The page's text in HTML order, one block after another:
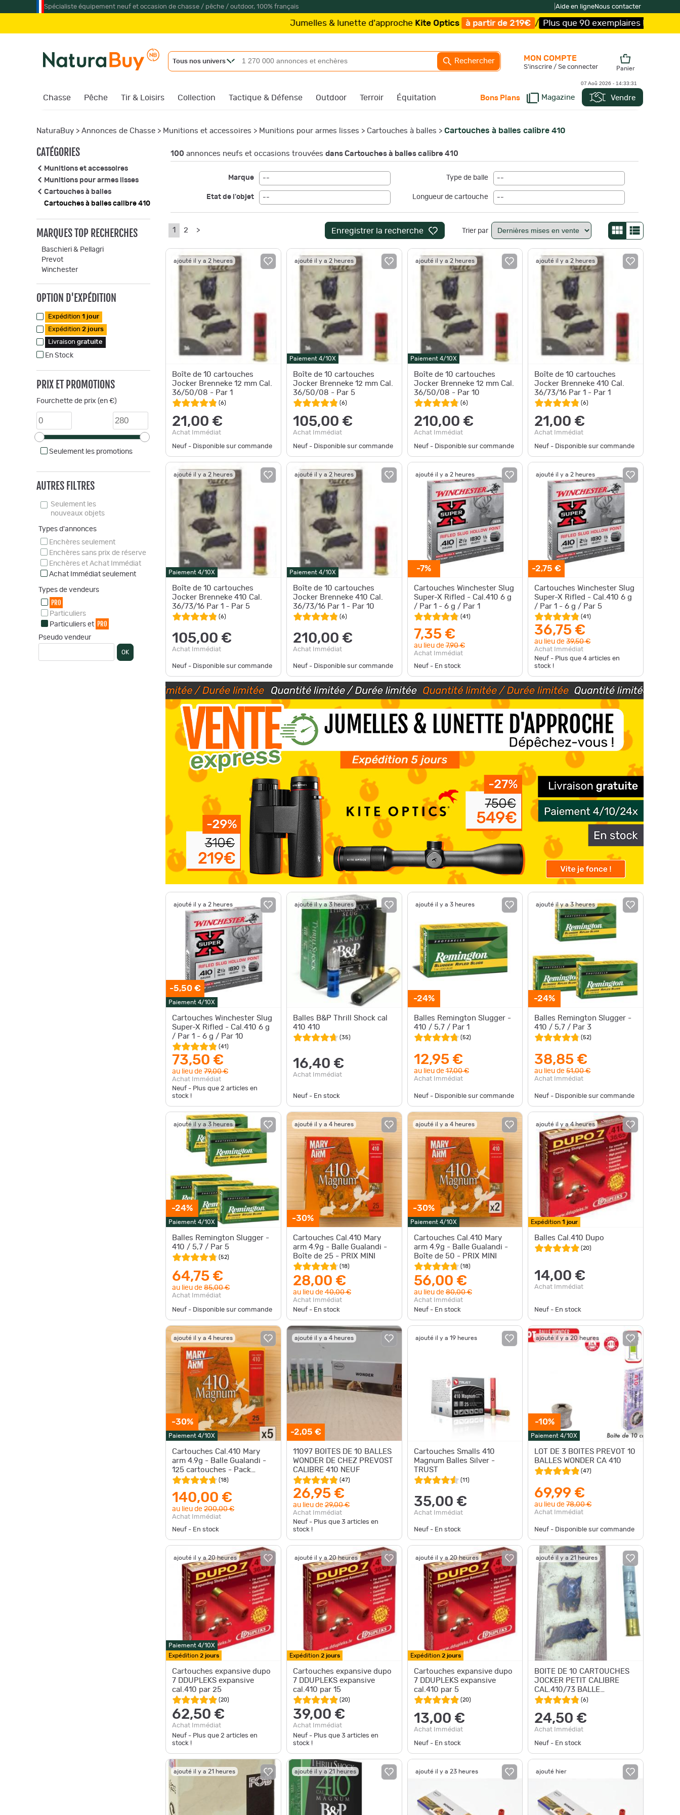
Spécialiste équipement neuf et occasion de chasse / pêche / outdoor, 100% français Aide en ligneNous contacter
Jumelles & lunette d'approcheKite Optics à partir de 219€ / Plus que 90 exemplaires ! /Livraison offerte et
Tous nos univers Rechercher
Chasse Pêche Tir & Loisirs Collection Tactique & Défense Outdoor Terroir Équitation Bons Plans Magazine Vendre
MON COMPTE
S'inscrire / Se connecter Panier
07 Aoû 2026 - 14:33:33
NaturaBuy > Annonces de Chasse > Munitions et accessoires > Munitions pour armes lisses > Cartouches à balles > Cartouches à balles calibre 410
CATÉGORIES
Munitions et accessoires
Munitions pour armes lisses
Cartouches à balles
Cartouches à balles calibre 410
MARQUES TOP RECHERCHES
Baschieri & Pellagri
Prevot
Winchester
OPTION D'EXPÉDITION
Expédition 1 jour
Expédition 2 jours
Livraison gratuite
En Stock
PRIX ET PROMOTIONS
Fourchette de prix (en €)
Seulement les promotions
AUTRES FILTRES
Seulement les
nouveaux objets
Types d'annonces
Enchères seulement
Enchères sans prix de réserve
Enchères et Achat Immédiat
Achat Immédiat seulement
Types de vendeurs
PRO
Particuliers
Particuliers et PRO
Pseudo vendeur
OK
100 annonces neufs et occasions trouvées dans Cartouches à balles calibre 410
Marque --
Etat de l'objet --
Type de balle --
Longueur de cartouche --
1 2 > Enregistrer la recherche Trier par
ajouté il y a 2 heures
Boîte de 10 cartouches
Jocker Brenneke 12 mm Cal.
36/50/08 - Par 1
(6)
21,00 €
Achat Immédiat
Neuf - Disponible sur commande
ajouté il y a 2 heures
Paiement 4/10X
Boîte de 10 cartouches
Jocker Brenneke 12 mm Cal.
36/50/08 - Par 5
(6)
105,00 €
Achat Immédiat
Neuf - Disponible sur commande
ajouté il y a 2 heures
Paiement 4/10X
Boîte de 10 cartouches
Jocker Brenneke 12 mm Cal.
36/50/08 - Par 10
(6)
210,00 €
Achat Immédiat
Neuf - Disponible sur commande
ajouté il y a 2 heures
Boîte de 10 cartouches
Jocker Brenneke 410 Cal.
36/73/16 Par 1 - Par 1
(6)
21,00 €
Achat Immédiat
Neuf - Disponible sur commande
ajouté il y a 2 heures
Paiement 4/10X
Boîte de 10 cartouches
Jocker Brenneke 410 Cal.
36/73/16 Par 1 - Par 5
(6)
105,00 €
Achat Immédiat
Neuf - Disponible sur commande
ajouté il y a 2 heures
Paiement 4/10X
Boîte de 10 cartouches
Jocker Brenneke 410 Cal.
36/73/16 Par 1 - Par 10
(6)
210,00 €
Achat Immédiat
Neuf - Disponible sur commande
ajouté il y a 2 heures
-7%
Cartouches Winchester Slug
Super-X Rifled - Cal.410 6 g
/ Par 1 - 6 g / Par 1
(41 )
7,35 €
au lieu de7,90 €
Achat Immédiat
Neuf - En stock
ajouté il y a 2 heures
-2,75 €
Cartouches Winchester Slug
Super-X Rifled - Cal.410 6 g
/ Par 1 - 6 g / Par 5
(41 )
36,75 €
au lieu de39,50 €
Achat Immédiat
Neuf - Plus que4 articles en
stock !
ajouté il y a 2 heures
-5,50 €
Paiement 4/10X
Cartouches Winchester Slug
Super-X Rifled - Cal.410 6 g
/ Par 1 - 6 g / Par 10
(41 )
73,50 €
au lieu de 79,00 €
Achat Immédiat
Neuf - Plus que 2 articles en
stock !
ajouté il y a 3 heures
Balles B&P Thrill Shock cal
410 410
(35)
16,40 €
Achat Immédiat
Neuf - En stock
ajouté il y a 3 heures
-24%
Balles Remington Slugger -
410 / 5,7 / Par 1
(52)
12,95 €
au lieu de17,00 €
Achat Immédiat
Neuf - Disponible sur commande
ajouté il y a 3 heures
-24%
Balles Remington Slugger -
410 / 5,7 / Par 3
(52)
38,85 €
au lieu de51,00 €
Achat Immédiat
Neuf - Disponible sur commande
ajouté il y a 3 heures
-24%
Paiement 4/10X
Balles Remington Slugger -
410 / 5,7 / Par 5
(52)
64,75 €
au lieu de 85,00 €
Achat Immédiat
Neuf - Disponible sur commande
ajouté il y a 4 heures
-30%
Cartouches Cal.410 Mary
arm 4.9g - Balle Gualandi -
Boîte de 25 - PRIX MINI
(18)
28,00 €
au lieu de40,00 €
Achat Immédiat
Neuf - En stock
ajouté il y a 4 heures
-30%
Paiement 4/10X
Cartouches Cal.410 Mary
arm 4.9g - Balle Gualandi -
Boîte de 50 - PRIX MINI
(18)
56,00 €
au lieu de80,00 €
Achat Immédiat
Neuf - En stock
ajouté il y a 4 heures
Expédition1 jour
Balles Cal.410 Dupo
(20)
14,00 €
Achat Immédiat
Neuf - En stock
ajouté il y a 4 heures
-30%
Paiement 4/10X
Cartouches Cal.410 Mary
arm 4.9g - Balle Gualandi -
125 cartouches - Pack
économique (18)
140,00 €
au lieu de 200,00 €
Achat Immédiat
Neuf - En stock
ajouté il y a 4 heures
-2,05 €
11097 BOITES DE 10 BALLES
WONDER DE CHEZ PREVOST
CALIBRE 410 NEUF
(47)
26,95 €
au lieu de29,00 €
Achat Immédiat
Neuf - Plus que 3articles en
stock !
ajouté il y a 19 heures
Cartouches Smalls 410
Magnum Balles Silver -
TRUST
(11 )
35,00 €
Achat Immédiat
Neuf - En stock
ajouté il y a 20 heures
-10%
Paiement 4/10X
LOT DE 3 BOITES PREVOT 10
BALLES WONDER CA 410
(47)
69,99 €
au lieu de78,00 €
Achat Immédiat
Neuf - Disponible sur commande
ajouté il y a 20 heures
Paiement 4/10X
Expédition 2 jours
Cartouches expansive dupo
7 DDUPLEKS expansive
cal.410 par 25
(20)
62,50 €
Achat Immédiat
Neuf - Plus que 2 articles en
stock !
ajouté il y a 20 heures
Expédition 2 jours
Cartouches expansive dupo
7 DDUPLEKS expansive
cal.410 par 15
(20)
39,00 €
Achat Immédiat
Neuf - Plus que 3articles en
stock !
ajouté il y a 20 heures
Expédition 2 jours
Cartouches expansive dupo
7 DDUPLEKS expansive
cal.410 par 5
(20)
13,00 €
Achat Immédiat
Neuf - En stock
ajouté il y a 21 heures
BOITE DE 10 CARTOUCHES
JOCKER PETIT CALIBRE
CAL.410/73 BALLE
BRENNEKE
(6)
24,50 €
Achat Immédiat
Neuf - En stock
ajouté il y a 21 heures ajouté il y a 21 heures ajouté il y a 23 heures ajouté hier